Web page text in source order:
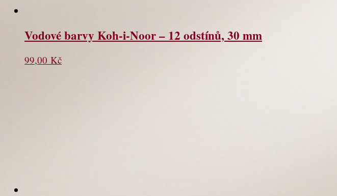
Vodové barvy Koh-i-Noor – 12 odstínů, 30 mm
99,00 Kč